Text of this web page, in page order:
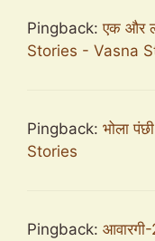
Pingback:एक और
Stories - Vasna
Pingback: भोला
Stories
Pingback: